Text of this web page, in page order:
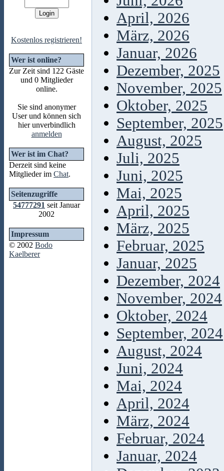
Kostenlos registrieren!
Wer ist online?
Zur Zeit sind 122 Gäste
und 0 Mitglieder
online.
Sie sind anonymer
User und können sich
hier unverbindlich
anmelden
Wer ist im Chat?
Derzeit sind keine
Mitglieder im Chat.
Seitenzugriffe
54777291 seit Januar
2002
Impressum
© 2002 Bodo
Kaelberer
April, 2026
März, 2026
Januar, 2026
Dezember, 2025
November, 2025
Oktober, 2025
September, 2025
August, 2025
Juli, 2025
Juni, 2025
Mai, 2025
April, 2025
März, 2025
Februar, 2025
Januar, 2025
Dezember, 2024
November, 2024
Oktober, 2024
September, 2024
August, 2024
Juni, 2024
Mai, 2024
April, 2024
März, 2024
Februar, 2024
Januar, 2024